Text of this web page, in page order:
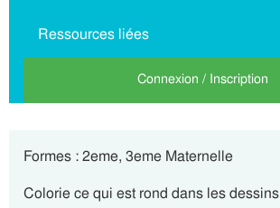
Ressources liées
Connexion / Inscription
Formes : 2eme, 3eme Maternelle
Colorie ce qui est rond dans les dessins